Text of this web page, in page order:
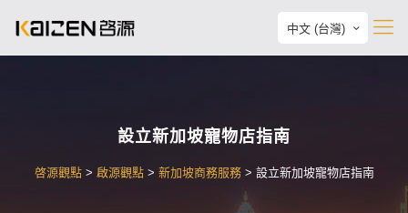
中文 (台灣)
設立新加坡寵物店指南
啓源觀點> 啟源觀點> 新加坡商務服務> 設立新加坡寵物店指南